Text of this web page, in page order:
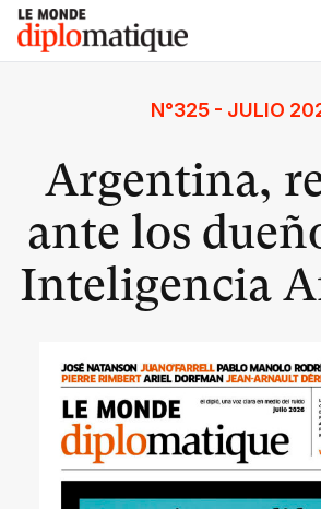
Skip
content
Le monde diplomatique
N°325 - JULIO
Argentina,
ante los
Inteligencia